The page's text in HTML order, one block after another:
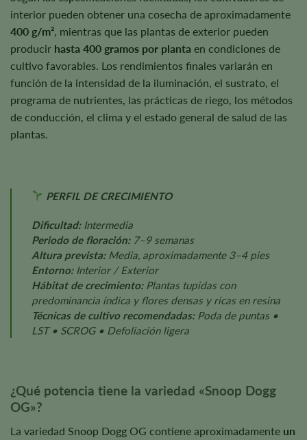
interior pueden obtener una cosecha de aproximadamente
400 g/m², mientras que las plantas de exterior pueden
producir hasta 400 gramos por planta en condiciones de
cultivo favorables. Los rendimientos finales variarán en
función de la intensidad de la iluminación, el sustrato, el
programa de nutrientes, las prácticas de riego, los métodos
de conducción, el clima y el estado general de salud de las
plantas.
PERFIL DE CRECIMIENTO
Dificultad:Intermedia
Periodo de floración:7–9 semanas
Altura prevista:Media, aproximadamente 3–4 pies
Entorno:Interior / Exterior
Hábitat de crecimiento:Plantas tupidas con
predominancia índica y flores densas y ricas en resina
Técnicas de cultivo recomendadas:Poda de puntas •
LST • SCROG • Defoliación ligera
¿Qué potencia tiene la variedad «Snoop Dogg
OG»?
La variedad Snoop Dogg OG contiene aproximadamente un